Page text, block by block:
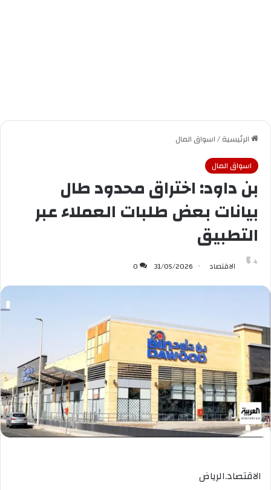
الرئيسية/اسواق المال
اسواق المال
بن داود: اختراق محدود طال
بيانات بعض طلبات العملاء عبر
التطبيق
الاقتصاد 31/05/2026
0
الاقتصاد.الرياض